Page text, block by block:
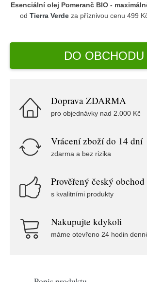
Esenciální olej Pomeranč BIO -
od Tierra Verdeza příznivou cenu 499
DO OBCHODU
Doprava ZDARMA
pro objednávky nad 2.000 Kč
Vrácení zboží do 14 dní
zdarma a bez rizika
Prověřený český obchod
s kvalitními produkty
Nakupujte kdykoli
máme otevřeno 24 hodin